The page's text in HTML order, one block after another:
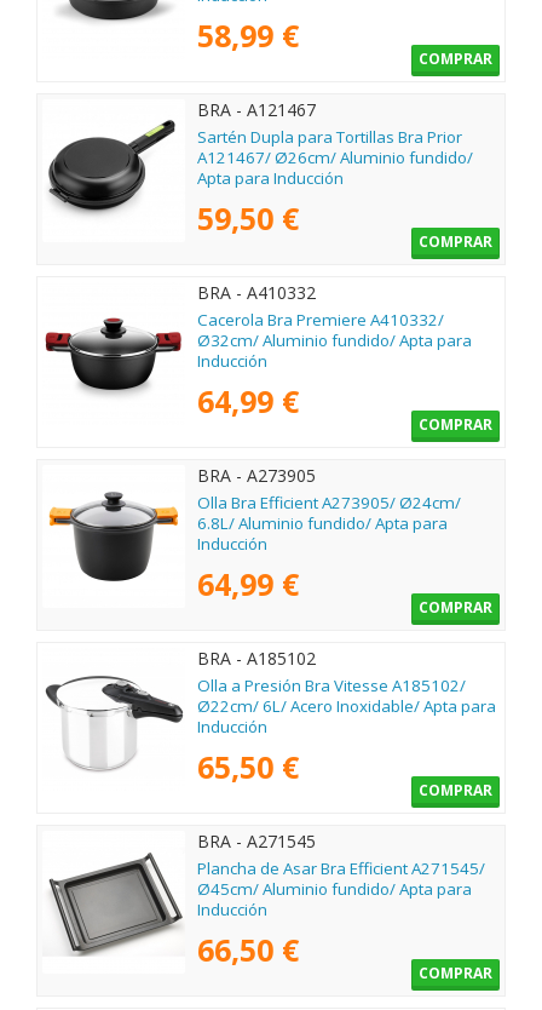
58,99 €
COMPRAR
BRA - A121467
Sartén Dupla para Tortillas Bra Prior
A121467/ Ø26cm/ Aluminio fundido/
Apta para Inducción
59,50 €
COMPRAR
BRA - A410332
Cacerola Bra Premiere A410332/
Ø32cm/ Aluminio fundido/ Apta para
Inducción
64,99 €
COMPRAR
BRA - A273905
Olla Bra Efficient A273905/ Ø24cm/
6.8L/ Aluminio fundido/ Apta para
Inducción
64,99 €
COMPRAR
BRA - A185102
Olla a Presión Bra Vitesse A185102/
Ø22cm/ 6L/ Acero Inoxidable/ Apta para
Inducción
65,50 €
COMPRAR
BRA - A271545
Plancha de Asar Bra Efficient A271545/
Ø45cm/ Aluminio fundido/ Apta para
Inducción
66,50 €
COMPRAR